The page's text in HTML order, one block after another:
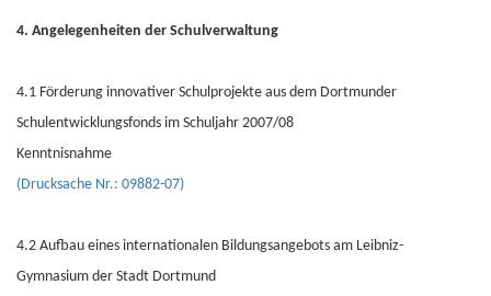
4. Angelegenheiten der Schulverwaltung
4.1 Förderung innovativer Schulprojekte aus dem Dortmunder
Schulentwicklungsfonds im Schuljahr 2007/08
Kenntnisnahme
(Drucksache Nr.: 09882-07)
4.2 Aufbau eines internationalen Bildungsangebots am Leibniz-
Gymnasium der Stadt Dortmund